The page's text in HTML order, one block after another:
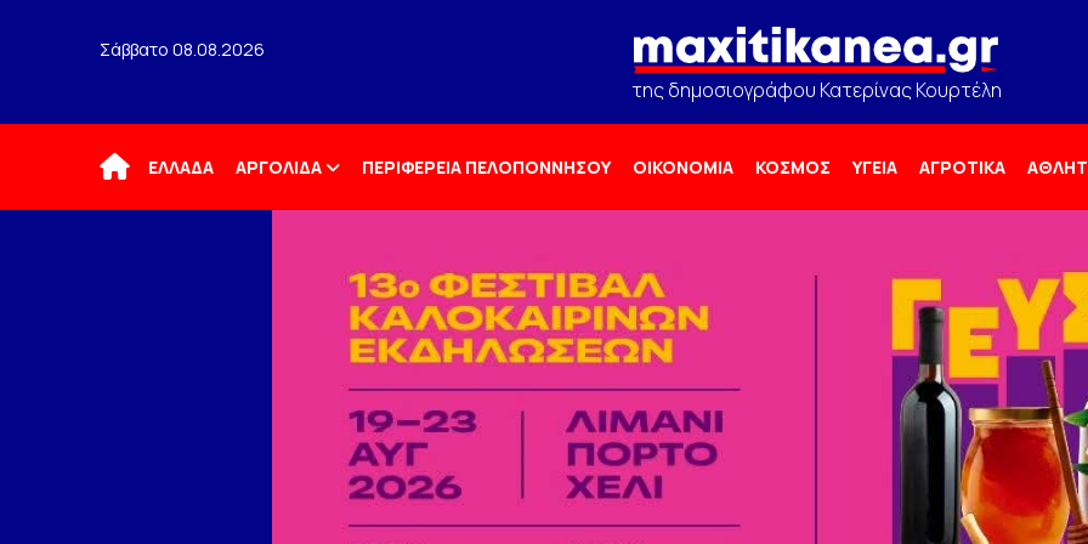
Σάββατο 08.08.2026
της δημοσιογράφου Κατερίνας Κουρτέλη
ΑρχικήΕΛΛΑΔΑ ΑΡΓΟΛΙΔΑ ΠΕΡΙΦΕΡΕΙΑ ΠΕΛΟΠΟΝΝΗΣΟΥ ΟΙΚΟΝΟΜΙΑ ΚΟΣΜΟΣ ΥΓΕΙΑ ΑΓΡΟΤΙΚΑ